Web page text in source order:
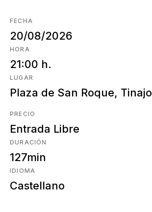
FECHA
20/08/2026
HORA
21:00 h.
LUGAR
Plaza de San Roque, Tinajo
PRECIO
Entrada Libre
DURACIÓN
127min
IDIOMA
Castellano